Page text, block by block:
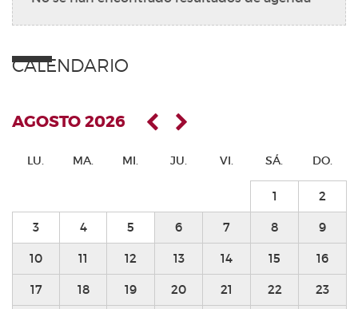
CALENDARIO
AGOSTO 2026
LU. MA. MI. JU. VI. SÁ. DO.
1 2
3 4 5 6 7 8 9
10 11 12 13 14 15 16
17 18 19 20 21 22 23